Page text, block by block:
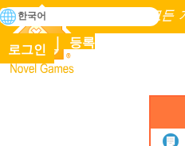
Novel Games
인류 역사에 존재하는 모든 게임 마스터하기
검
색
로그인 등록
한국어